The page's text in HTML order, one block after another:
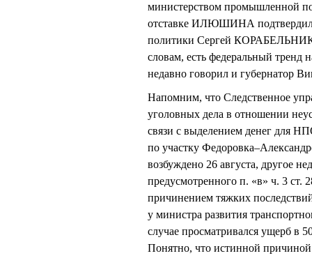
министерством промышленной
отставке ИЛЮШИНА подтвердил
политики Сергей
словам, есть федеральный тренд
недавно говорил и губернатор
Напомним, что Следственное
уголовных дела в отношении
связи с выделением денег для
по участку
возбуждено 26 августа, другое
предусмотренного п. «в» ч. 3
причинением тяжких
у министра развития
случае просматривался ущерб в
Понятно, что истинной